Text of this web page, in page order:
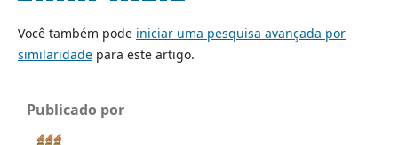
Você também pode iniciar uma pesquisa avançada por
similaridadepara este artigo.
Publicado por